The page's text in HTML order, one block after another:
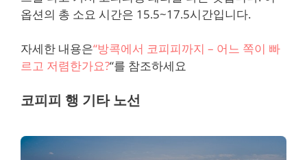
옵션의 총 소요 시간은 15.5~17.5시간입니다.
자세한 내용은“방콕에서 코피피까지 – 어느 쪽이 빠
르고 저렴한가요?“를 참조하세요
코피피 행 기타 노선